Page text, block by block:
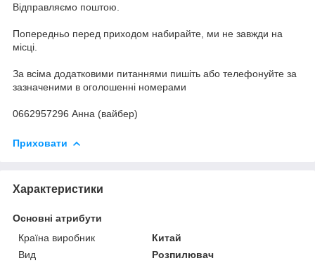
Відправляємо поштою.
Попередньо перед приходом набирайте, ми не завжди на
місці.
За всіма додатковими питаннями пишіть або телефонуйте за
зазначеними в оголошенні номерами
0662957296 Анна (вайбер)
Приховати
Характеристики
Основні атрибути
Країна виробник
Китай
Вид
Розпилювач